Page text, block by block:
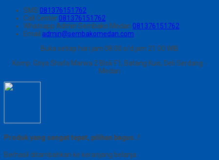
SMS 081376151762
Call Center 081376151762
Whatsapp Admin Sembako Medan 081376151762
Email admin@sembakomedan.com
Buka setiap hari jam 08.00 s/d jam 21.00 WIB
Komp. Griya Shafa Marwa 2 Blok F1, Batang Kuis, Deli Serdang -
Medan
Produk yang sangat tepat, pilihan bagus..!
Berhasil ditambahkan ke keranjang belanja